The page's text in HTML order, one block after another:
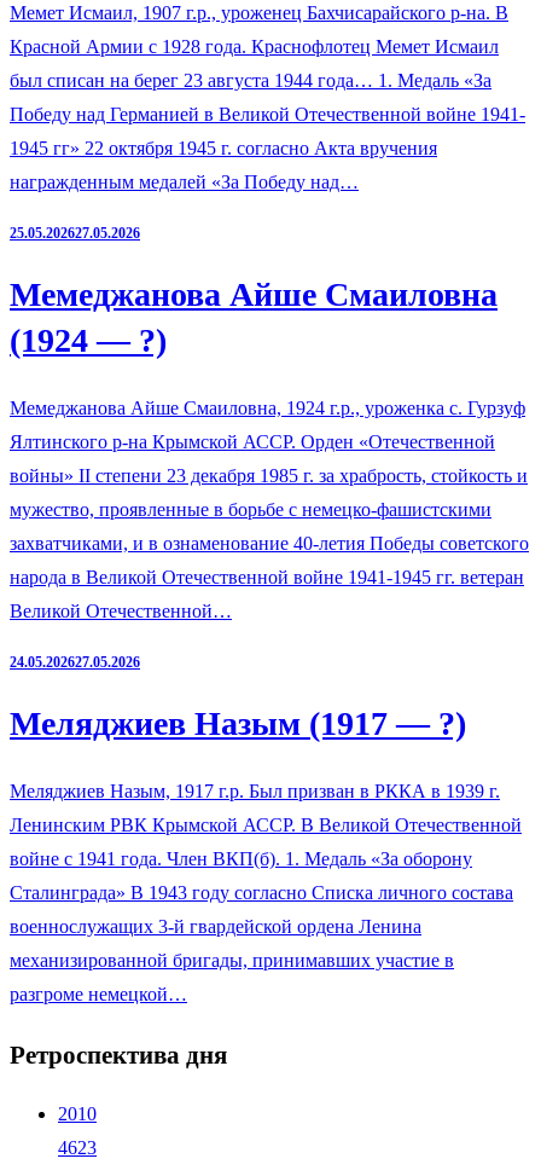
Мемет Исмаил, 1907 г.р., уроженец Бахчисарайского р-на. В
Красной Армии с 1928 года. Краснофлотец Мемет Исмаил
был списан на берег 23 августа 1944 года… 1. Медаль «За
Победу над Германией в Великой Отечественной войне 1941-
1945 гг» 22 октября 1945 г. согласно Акта вручения
награжденным медалей «За Победу над…
25.05.202627.05.2026
Мемеджанова Айше Смаиловна
(1924 — ?)
Мемеджанова Айше Смаиловна, 1924 г.р., уроженка с. Гурзуф
Ялтинского р-на Крымской АССР. Орден «Отечественной
войны» II степени 23 декабря 1985 г. за храбрость, стойкость и
мужество, проявленные в борьбе с немецко-фашистскими
захватчиками, и в ознаменование 40-летия Победы советского
народа в Великой Отечественной войне 1941-1945 гг. ветеран
Великой Отечественной…
24.05.202627.05.2026
Меляджиев Назым (1917 — ?)
Меляджиев Назым, 1917 г.р. Был призван в РККА в 1939 г.
Ленинским РВК Крымской АССР. В Великой Отечественной
войне с 1941 года. Член ВКП(б). 1. Медаль «За оборону
Сталинграда» В 1943 году согласно Списка личного состава
военнослужащих 3-й гвардейской ордена Ленина
механизированной бригады, принимавших участие в
разгроме немецкой…
Ретроспектива дня
2010
4623